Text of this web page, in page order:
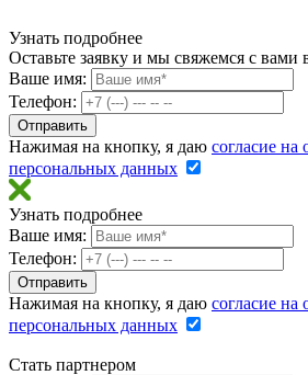
Узнать подробнее
Оставьте заявку и мы свяжемся с вами
Ваше имя:
Телефон:
Нажимая на кнопку, я даю согласие на
персональных данных
Узнать подробнее
Ваше имя:
Телефон:
Нажимая на кнопку, я даю согласие на
персональных данных
Стать партнером